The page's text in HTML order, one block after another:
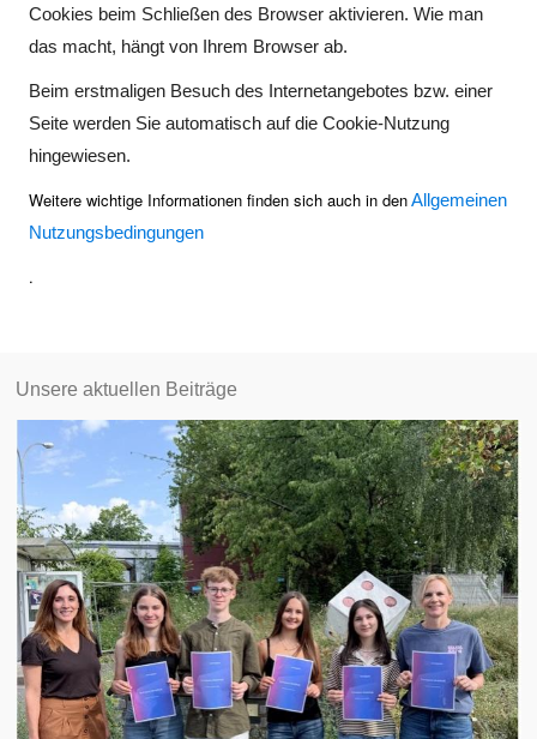
Cookies beim Schließen des Browser aktivieren. Wie man
das macht, hängt von Ihrem Browser ab.
Beim erstmaligen Besuch des Internetangebotes bzw. einer
Seite werden Sie automatisch auf die Cookie-Nutzung
hingewiesen.
Weitere wichtige Informationen finden sich auch in denAllgemeinen
Nutzungsbedingungen
.
Unsere aktuellen Beiträge